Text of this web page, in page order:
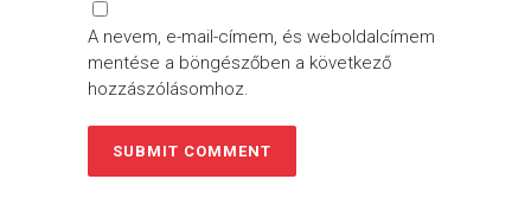
A nevem, e-mail-címem, és weboldalcímem
mentése a böngészőben a következő
hozzászólásomhoz.